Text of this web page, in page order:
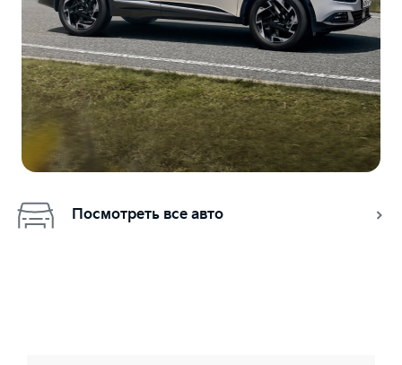
Посмотреть все авто